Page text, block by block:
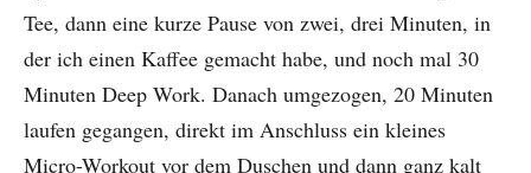
Tee, dann eine kurze Pause von zwei, drei Minuten, in
der ich einen Kaffee gemacht habe, und noch mal 30
Minuten Deep Work. Danach umgezogen, 20 Minuten
laufen gegangen, direkt im Anschluss ein kleines
Micro-Workout vor dem Duschen und dann ganz kalt